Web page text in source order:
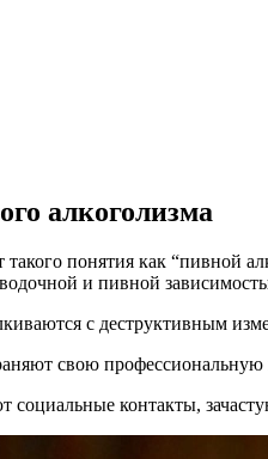
алкоголизма
понятия как “пивной
и пивной
с деструктивным
свою профессиональную
социальные контакты,